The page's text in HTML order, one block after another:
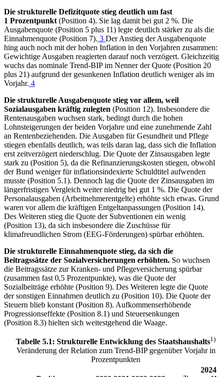
Die strukturelle Defizitquote stieg deutlich um fast
1 Prozentpunkt (Position 4). Sie lag damit bei gut 2 %. Die
Ausgabenquote (Position 5 plus 11) legte deutlich stärker zu als die
Einnahmenquote (Position 7). 3 Der Anstieg der Ausgabenquote
hing auch noch mit der hohen Inflation in den Vorjahren zusammen:
Gewichtige Ausgaben reagierten darauf noch verzögert. Gleichzeitig
wuchs das nominale Trend-BIPim Nenner der Quote (Position 20
plus 21) aufgrund der gesunkenen Inflation deutlich weniger als im
Vorjahr. 4
Die strukturelle Ausgabenquote stieg vor allem, weil
Sozialausgaben kräftig zulegten (Position 12). Insbesondere die
Rentenausgaben wuchsen stark, bedingt durch die hohen
Lohnsteigerungen der beiden Vorjahre und eine zunehmende Zahl
an Rentenbeziehenden. Die Ausgaben für Gesundheit und Pflege
stiegen ebenfalls deutlich, was teils daran lag, dass sich die Inflation
erst zeitverzögert niederschlug. Die Quote der Zinsausgaben legte
stark zu (Position 5), da die Refinanzierungskosten stiegen, obwohl
der Bund weniger für inflationsindexierte Schuldtitel aufwenden
musste (Position 5.1). Dennoch lag die Quote der Zinsausgaben im
längerfristigen Vergleich weiter niedrig bei gut 1 %. Die Quote der
Personalausgaben (Arbeitnehmerentgelte) erhöhte sich etwas. Grund
waren vor allem die kräftigen Entgeltanpassungen (Position 14).
Des Weiteren stieg die Quote der Subventionen ein wenig
(Position 13), da sich insbesondere die Zuschüsse für
klimafreundlichen Strom (EEG-Förderungen) spürbar erhöhten.
Die strukturelle Einnahmenquote stieg, da sich die
Beitragssätze der Sozialversicherungen erhöhten. So wuchsen
die Beitragssätze zur Kranken- und Pflegeversicherung spürbar
(zusammen fast 0,5 Prozentpunkte), was die Quote der
Sozialbeiträge erhöhte (Position 9). Des Weiteren legte die Quote
der sonstigen Einnahmen deutlich zu (Position 10). Die Quote der
Steuern blieb konstant (Position 8). Aufkommenserhöhende
Progressionseffekte (Position 8.1) und Steuersenkungen
(Position 8.3) hielten sich weitestgehend die Waage.
Tabelle 5.1: Strukturelle Entwicklung des Staatshaushalts1)
Veränderung der Relation zum Trend-BIPgegenüber Vorjahr in
Prozentpunkten
2024